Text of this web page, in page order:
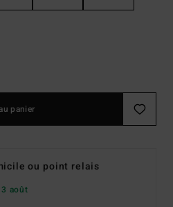
panier
ou point relais
août